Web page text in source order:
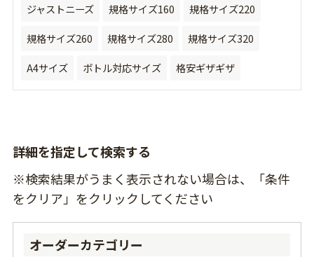
ジャストニーズ 規格サイズ160
規格サイズ220
規格サイズ260
規格サイズ280
規格サイズ320
A4サイズ
ボトル対応サイズ 格安ギザギザ
詳細を指定して検索する
※検索結果がうまく表示されない場合は、「条件
をクリア」をクリックしてください
オーダーカテゴリー